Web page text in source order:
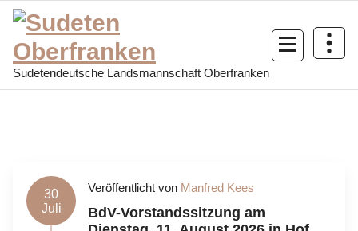
Sudetendeutsche Landsmannschaft Oberfranken
30
Juli
Veröffentlicht von Manfred Kees
BdV-Vorstandssitzung am